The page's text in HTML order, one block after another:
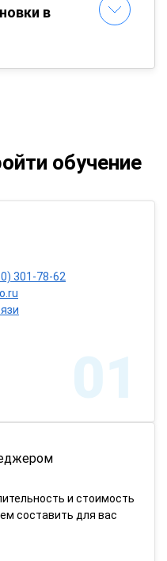
в
обучение
301-78-62
01
и стоимость
составить для вас